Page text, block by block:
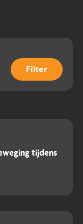
Filter
tijdens